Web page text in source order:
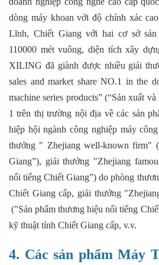
dòng máy khoan với độ chính xác
Lĩnh, Chiết Giang với hai cơ sở
110000 mét vuông, diện tích xây
XILING đã giành được nhiều giải
sales and market share NO.1 in the
machine series products” (“Sản xuất
1 trên thị trường nội địa về các sản
hiệp hội ngành công nghiệp máy
thưởng " Zhejiang well-known firm"
Giang”), giải thưởng "Zhejiang
nổi tiếng Chiết Giang”) do phòng
Chiết Giang cấp, giải thưởng
("Sản phẩm thương hiệu nổi tiếng
kỹ thuật tỉnh Chiết Giang cấp, v.v.
4. Các sản phẩm Máy